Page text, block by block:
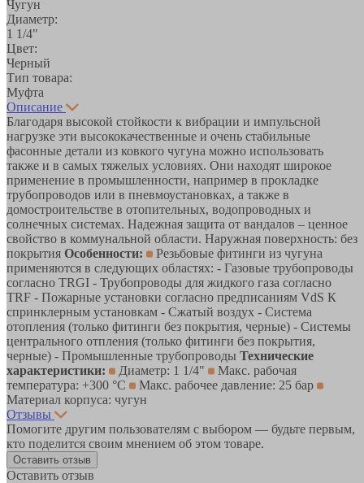
Чугун
Диаметр:
1 1/4"
Цвет:
Черный
Тип товара:
Муфта
Описание
Благодаря высокой стойкости к вибрации и импульсной
нагрузке эти высококачественные и очень стабильные
фасонные детали из ковкого чугуна можно использовать
также и в самых тяжелых условиях. Они находят широкое
применение в промышленности, например в прокладке
трубопроводов или в пневмоустановках, а также в
домостроительстве в отопительных, водопроводных и
солнечных системах. Надежная защита от вандалов – ценное
свойство в коммунальной области. Наружная поверхность: без
покрытия Особенности:
Резьбовые фитинги из чугуна
применяются в следующих областях: - Газовые трубопроводы
согласно TRGI - Трубопроводы для жидкого газа согласно
TRF - Пожарные установки согласно предписаниям VdS К
спринклерным установкам - Сжатый воздух - Система
отопления (только фитинги без покрытия, черные) - Системы
центрального отпления (только фитинги без покрытия,
черные) - Промышленные трубопроводы Технические
характеристики:
Диаметр: 1 1/4"
Макс. рабочая
температура: +300 °C
Макс. рабочее давление: 25 бар
Материал корпуса: чугун
Отзывы
Помогите другим пользователям с выбором — будьте первым,
кто поделится своим мнением об этом товаре.
Оставить отзыв
Оставить отзыв